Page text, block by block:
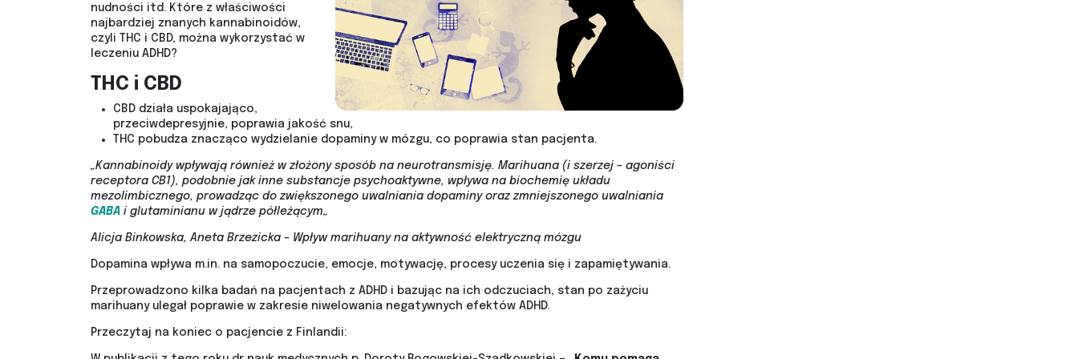
nudności itd. Które z właściwości
najbardziej znanych kannabinoidów,
czyli THC i CBD, można wykorzystać w
leczeniu ADHD?
THC i CBD
CBD działa uspokajająco,
przeciwdepresyjnie, poprawia jakość snu,
THC pobudza znacząco wydzielanie dopaminy w mózgu, co poprawia stan pacjenta.
„Kannabinoidy wpływają również w złożony sposób na neurotransmisję. Marihuana (i szerzej – agoniści
receptora CB1), podobnie jak inne substancje psychoaktywne, wpływa na biochemię układu
mezolimbicznego, prowadząc do zwiększonego uwalniania dopaminy oraz zmniejszonego uwalniania
GABAi glutaminianu w jądrze półleżącym„
Alicja Binkowska, Aneta Brzezicka – Wpływ marihuany na aktywność elektryczną mózgu
Dopamina wpływa m.in. na samopoczucie, emocje, motywację, procesy uczenia się i zapamiętywania.
Przeprowadzono kilka badań na pacjentach z ADHD i bazując na ich odczuciach, stan po zażyciu
marihuany ulegał poprawie w zakresie niwelowania negatywnych efektów ADHD.
Przeczytaj na koniec o pacjencie z Finlandii: